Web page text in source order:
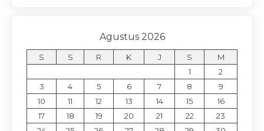
Agustus 2026
S S R K J S
M
1
2
3
4 5 6 7 8
9
10
11 12 13 14 15
16
17
18 19 20 21 22
23